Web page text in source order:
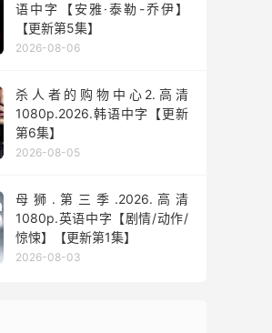
语中字【安雅·泰勒-乔伊】
【更新第5集】
2026-08-06
杀人者的购物中心2.高清
1080p.2026.韩语中字【更新
第6集】
2026-08-05
母狮.第三季.2026.高清
1080p.英语中字【剧情/动作/
惊悚】【更新第1集】
2026-08-03